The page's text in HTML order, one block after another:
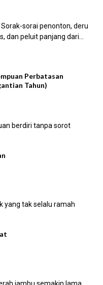
Sorak-sorai penonton, deru
peluit panjang dari...
Perbatasan
Tahun)
berdiri tanpa sorot
yang tak selalu ramah
jambu semakin lama